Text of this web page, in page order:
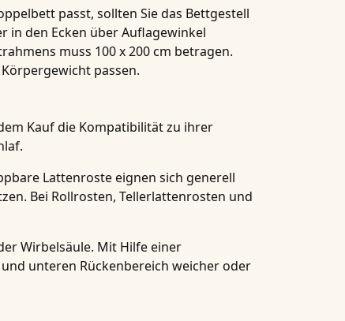
passt, sollten Sie das Bettgestell
in den Ecken über Auflagewinkel
muss 100 x 200 cm betragen.
passen.
Kauf die Kompatibilität zu ihrer
Lattenroste eignen sich generell
Bei Rollrosten, Tellerlattenrosten und
Wirbelsäule. Mit Hilfe einer
unteren Rückenbereich weicher oder